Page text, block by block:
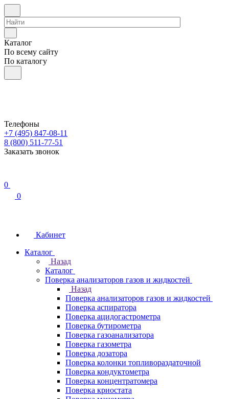
Каталог
По всему сайту
По каталогу
Телефоны
+7 (495) 847-08-11
8 (800) 511-77-51
Заказать звонок
0
0
Кабинет
Каталог
Назад
Каталог
Поверка анализаторов газов и жидкостей
Назад
Поверка анализаторов газов и жидкостей
Поверка аспиратора
Поверка ацидогастрометра
Поверка бутирометра
Поверка газоанализатора
Поверка газометра
Поверка дозатора
Поверка колонки топливораздаточной
Поверка кондуктометра
Поверка концентратомера
Поверка криостата